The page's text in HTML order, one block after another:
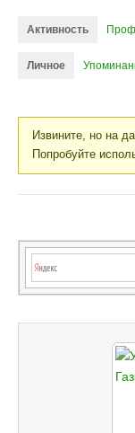
Активность
Личное
Извините, но на
Попробуйте